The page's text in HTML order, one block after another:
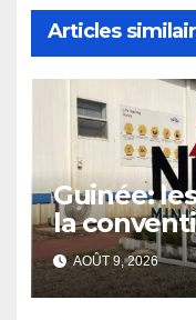
Articles
Guinée:
la
société
Company
AOÛT 9, 2026